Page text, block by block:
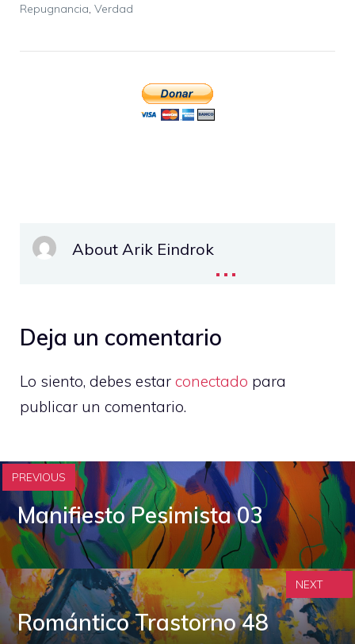
Repugnancia, Verdad
About Arik Eindrok...
Deja un comentario
Lo siento, debes estar conectado para
publicar un comentario.
PREVIOUS
Manifiesto Pesimista 03
Romántico Trastorno 48
NEXT